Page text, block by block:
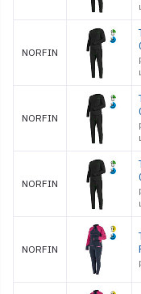
NORFIN
NORFIN
NORFIN
NORFIN